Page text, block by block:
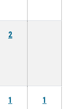
2
1 1